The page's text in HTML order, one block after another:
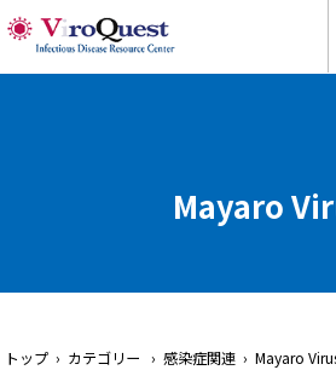
Mayaro
トップ › カテゴリー › 感染症関連 › Mayaro